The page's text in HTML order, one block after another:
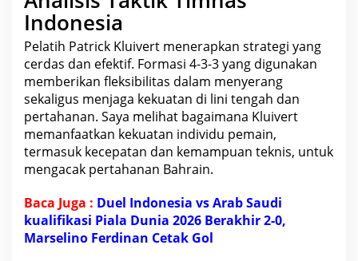
Indonesia
Pelatih Patrick Kluivert menerapkan strategi yang
cerdas dan efektif. Formasi 4-3-3 yang digunakan
memberikan fleksibilitas dalam menyerang
sekaligus menjaga kekuatan di lini tengah dan
pertahanan. Saya melihat bagaimana Kluivert
memanfaatkan kekuatan individu pemain,
termasuk kecepatan dan kemampuan teknis, untuk
mengacak pertahanan Bahrain.
Baca Juga : Duel Indonesia vs Arab Saudi
kualifikasi Piala Dunia 2026 Berakhir 2-0,
Marselino Ferdinan Cetak Gol